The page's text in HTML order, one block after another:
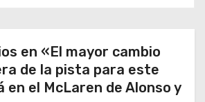
en «El mayor cambio
de la pista para este
en el McLaren de Alonso y